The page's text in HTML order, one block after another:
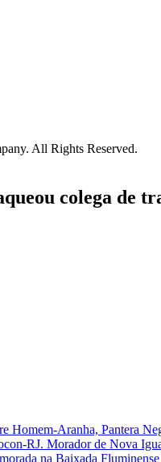
All Rights Reserved.
colega de
Homem-Aranha, Pantera
RJ. Morador de Nova
na Baixada Fluminense